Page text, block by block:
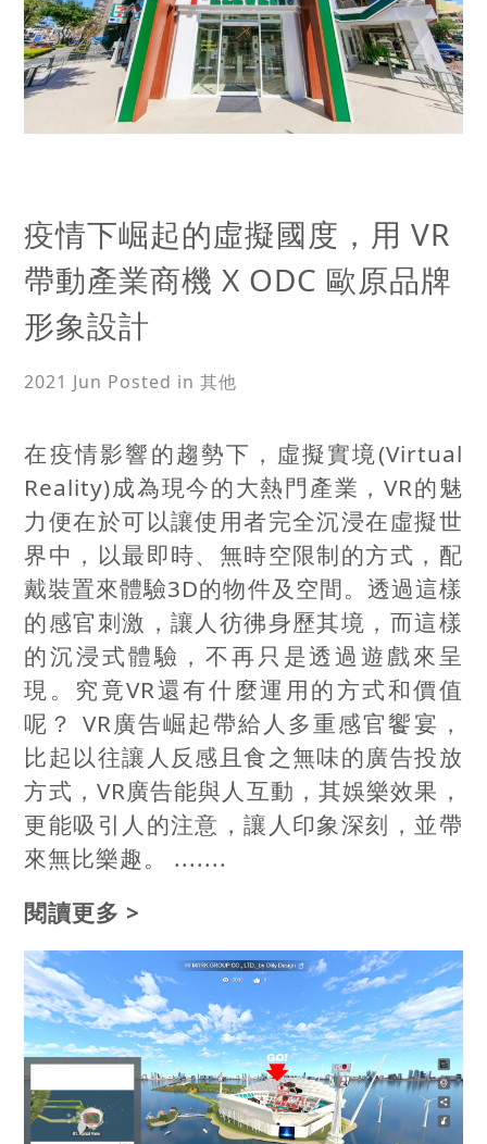
疫情下崛起的虛擬國度，用 VR
帶動產業商機 X ODC 歐原品牌
形象設計
2021 Jun Posted in 其他
在疫情影響的趨勢下，虛擬實境(Virtual
Reality)成為現今的大熱門產業，VR的魅
力便在於可以讓使用者完全沉浸在虛擬世
界中，以最即時、無時空限制的方式，配
戴裝置來體驗3D的物件及空間。透過這樣
的感官刺激，讓人彷彿身歷其境，而這樣
的沉浸式體驗，不再只是透過遊戲來呈
現。究竟VR還有什麼運用的方式和價值
呢？ VR廣告崛起帶給人多重感官饗宴，
比起以往讓人反感且食之無味的廣告投放
方式，VR廣告能與人互動，其娛樂效果，
更能吸引人的注意，讓人印象深刻，並帶
來無比樂趣。 .......
閱讀更多 >